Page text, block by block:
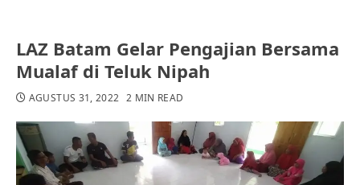
LAZ Batam Gelar Pengajian Bersama
Mualaf di Teluk Nipah
AGUSTUS 31, 2022 2 MIN READ